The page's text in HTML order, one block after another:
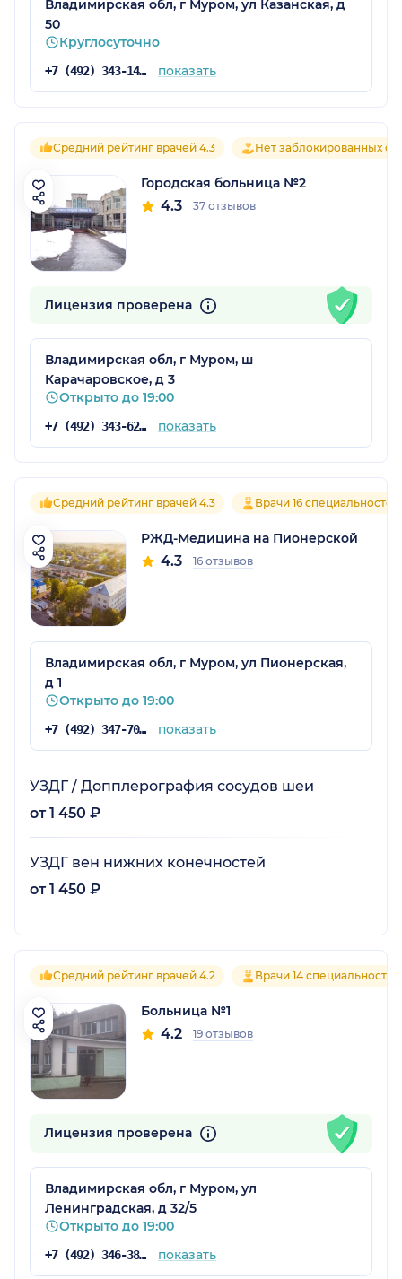
Владимирская обл, г Муром, ул Казанская, д
50
Круглосуточно
+7 (492) 343-14-46 показать
Средний рейтинг врачей 4.3 Нет заблокированных
Городская больница №2
4.3 37 отзывов
Лицензия проверена
Владимирская обл, г Муром, ш
Карачаровское, д 3
Открыто до 19:00
+7 (492) 343-62-38 показать
Средний рейтинг врачей 4.3 Врачи 16 специальностей
РЖД-Медицина на Пионерской
4.3 16 отзывов
Владимирская обл, г Муром, ул Пионерская,
д 1
Открыто до 19:00
+7 (492) 347-70-99 показать
УЗДГ / Допплерография сосудов шеи
от 1 450 ₽
УЗДГ вен нижних конечностей
от 1 450 ₽
Средний рейтинг врачей 4.2 Врачи 14 специальностей
Больница №1
4.2 19 отзывов
Лицензия проверена
Владимирская обл, г Муром, ул
Ленинградская, д 32/5
Открыто до 19:00
+7 (492) 346-38-41 показать